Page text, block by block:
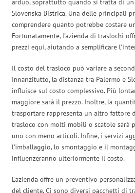
arduo, soprattutto quando si tratta di un
Slovenska Bistrica. Una delle principali
comprendere quanto potrebbe costare
Fortunatamente, l’azienda di traslochi
prezzi equi, aiutando a semplificare
Il costo del trasloco può variare a
Innanzitutto, la distanza tra Palermo e
influisce sul costo complessivo. Più
maggiore sarà il prezzo. Inoltre, la
trasportare rappresenta un altro fattore
trasloco con molti mobili o scatole sarà
uno con meno articoli. Infine, i servizi
l’imballaggio, lo smontaggio e il
influenzeranno ulteriormente il costo.
L’azienda offre un preventivo
del cliente. Ci sono diversi pacchetti di